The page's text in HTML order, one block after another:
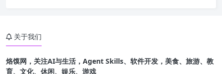
关于我们
烙馍网，关注AI与生活，Agent Skills、软件开发，美食、旅游、教
育、文化、休闲、娱乐、游戏